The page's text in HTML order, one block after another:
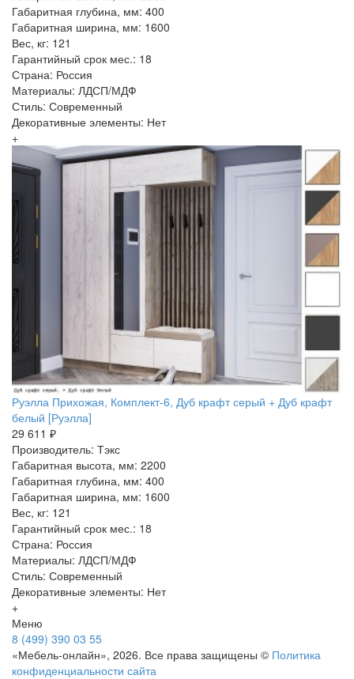
Габаритная глубина, мм: 400
Габаритная ширина, мм: 1600
Вес, кг: 121
Гарантийный срок мес.: 18
Страна: Россия
Материалы: ЛДСП/МДФ
Стиль: Современный
Декоративные элементы: Нет
+
Руэлла Прихожая, Комплект-6, Дуб крафт серый + Дуб крафт
белый [Руэлла]
29 611 ₽
Производитель: Тэкс
Габаритная высота, мм: 2200
Габаритная глубина, мм: 400
Габаритная ширина, мм: 1600
Вес, кг: 121
Гарантийный срок мес.: 18
Страна: Россия
Материалы: ЛДСП/МДФ
Стиль: Современный
Декоративные элементы: Нет
+
Меню
8 (499) 390 03 55
«Мебель-онлайн», 2026. Все права защищены © Политика
конфиденциальности сайта